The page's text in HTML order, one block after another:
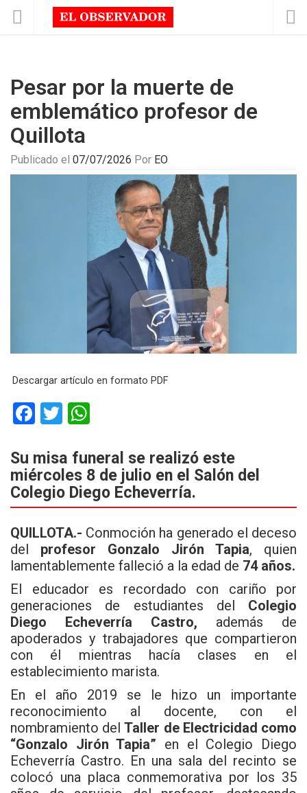
Pesar por la muerte de
emblemático profesor de
Quillota
Publicado el 07/07/2026 Por EO
Descargar artículo en formato PDF
F
ce
b
o
o
k
T
tt
er
at
s
A
p
p
Su misa funeral se realizó este
miércoles 8 de julio en el Salón del
Colegio Diego Echeverría.
QUILLOTA.- Conmoción ha generado el deceso
del profesor Gonzalo Jirón Tapia, quien
lamentablemente falleció a la edad de 74 años.
El educador es recordado con cariño por
generaciones de estudiantes del Colegio
Diego Echeverría Castro, además de
apoderados y trabajadores que compartieron
con él mientras hacía clases en el
establecimiento marista.
En el año 2019 se le hizo un importante
reconocimiento al docente, con el
nombramiento delTaller de Electricidad como
“Gonzalo Jirón Tapia” en el Colegio Diego
Echeverría Castro. En una sala del recinto se
colocó una placa conmemorativa por los 35